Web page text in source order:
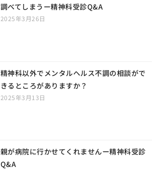
調べてしまうー精神科受診Q&A
2025年3月26日
精神科以外でメンタルヘルス不調の相談がで
きるところがありますか？
2025年3月13日
親が病院に行かせてくれませんー精神科受診
Q&A